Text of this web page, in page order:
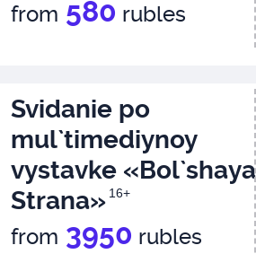
from 580 rubles
Svidanie po
mul`timediynoy
vystavke «Bol`shaya
Strana» 16+
from 3950 rubles